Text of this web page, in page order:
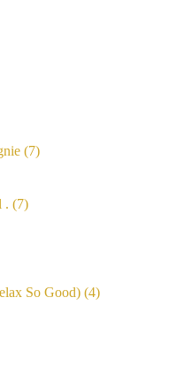
(7)
. (7)
So Good) (4)